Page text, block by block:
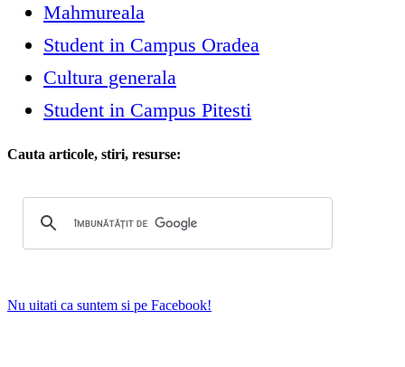
Mahmureala
Student in Campus Oradea
Cultura generala
Student in Campus Pitesti
Cauta articole, stiri, resurse:
Nu uitati ca suntem si pe Facebook!